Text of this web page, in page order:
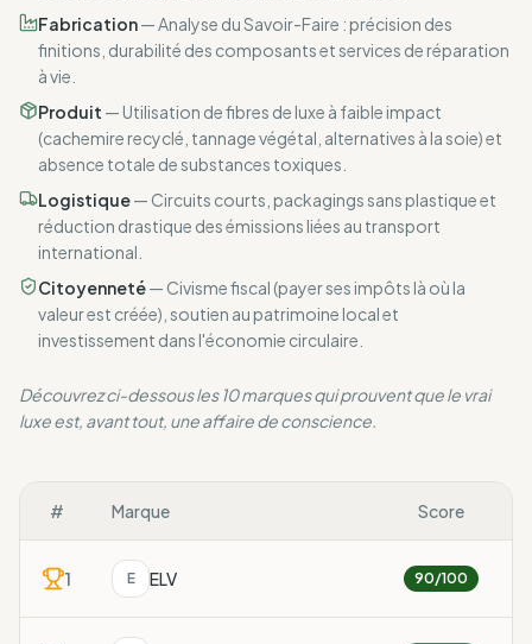
Fabrication— Analyse du Savoir-Faire : précision des
finitions, durabilité des composants et services de réparation
à vie.
Produit — Utilisation de fibres de luxe à faible impact
(cachemire recyclé, tannage végétal, alternatives à la soie) et
absence totale de substances toxiques.
Logistique— Circuits courts, packagings sans plastique et
réduction drastique des émissions liées au transport
international.
Citoyenneté— Civisme fiscal (payer ses impôts là où la
valeur est créée), soutien au patrimoine local et
investissement dans l'économie circulaire.
Découvrez ci-dessous les 10 marques qui prouvent que le vrai
luxe est, avant tout, une affaire de conscience.
# Marque Score
1 E ELV 90/100